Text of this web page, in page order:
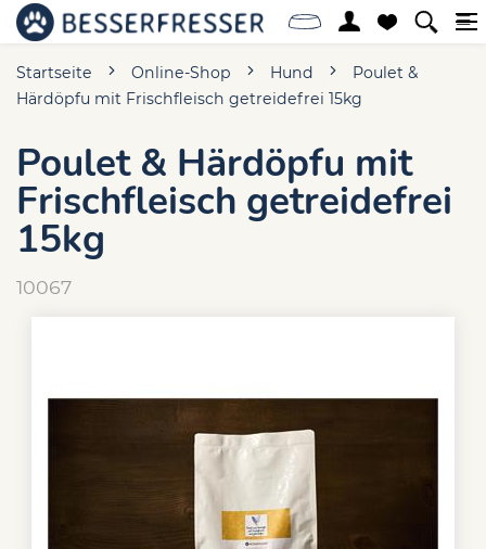
Startseite Online-Shop Hund
Poulet &
Härdöpfu mit Frischfleisch getreidefrei 15kg
Poulet & Härdöpfu mit
Frischfleisch getreidefrei
15kg
10067